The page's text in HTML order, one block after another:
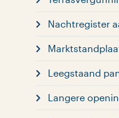
Nachtregister
Leegstaand
Langere